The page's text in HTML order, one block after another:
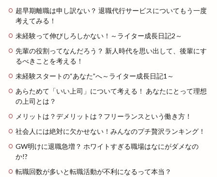
超早期離職は申し訳ない？ 退職代行サービスについてもう一度
考えてみる！
未経験って伸びしろしかない！～ライター成長日記2～
先輩の役割ってなんだろう？ 新人時代を思い出して、後輩にす
るべきことを考える！
未経験スタートの“あなた”へ～ライター成長日記1～
あらためて「いい上司」について考える！ あなたにとって理想
の上司とは？
メリットは？デメリットは？フリーランスという働き方！
社会人には絶対に欠かせない！みんなのプチ贅沢ランキング！
GW明けに退職急増？ ホワイトすぎる職場はなにがダメなの
か!?
転職回数が多いと転職活動が不利になるって本当？